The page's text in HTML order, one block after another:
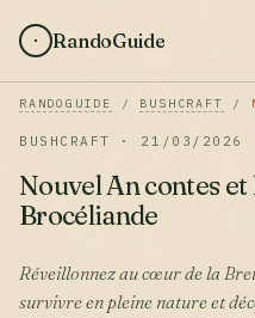
RandoGuide
RANDOGUIDE / BUSHCRAFT /
BUSHCRAFT · 21/03/2026
Nouvel An contes
Brocéliande
Réveillonnez au cœur de la Bretagne ! En petit groupe, apprenez à
survivre en pleine nature et